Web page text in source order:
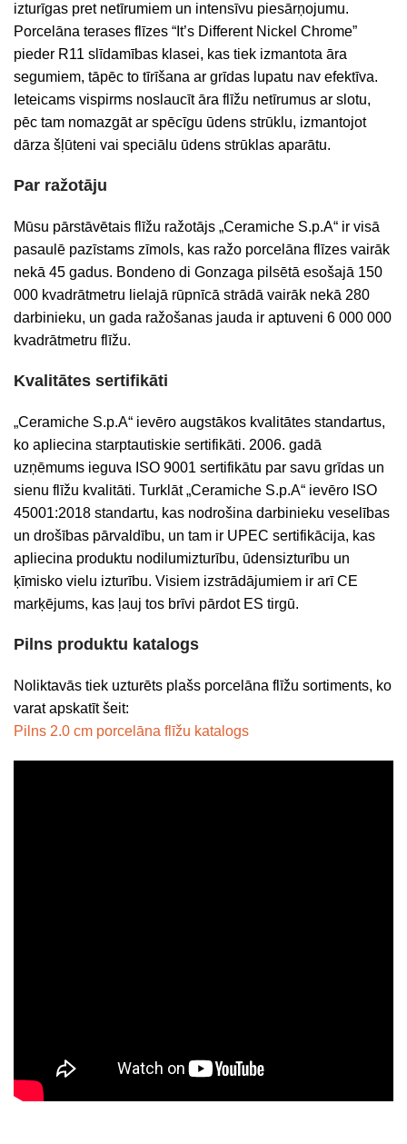
izturīgas pret netīrumiem un intensīvu piesārņojumu.
Porcelāna terases flīzes “It’s Different Nickel Chrome”
pieder R11 slīdamības klasei, kas tiek izmantota āra
segumiem, tāpēc to tīrīšana ar grīdas lupatu nav efektīva.
Ieteicams vispirms noslaucīt āra flīžu netīrumus ar slotu,
pēc tam nomazgāt ar spēcīgu ūdens strūklu, izmantojot
dārza šļūteni vai speciālu ūdens strūklas aparātu.
Par ražotāju
Mūsu pārstāvētais flīžu ražotājs „Ceramiche S.p.A“ ir visā
pasaulē pazīstams zīmols, kas ražo porcelāna flīzes vairāk
nekā 45 gadus. Bondeno di Gonzaga pilsētā esošajā 150
000 kvadrātmetru lielajā rūpnīcā strādā vairāk nekā 280
darbinieku, un gada ražošanas jauda ir aptuveni 6 000 000
kvadrātmetru flīžu.
Kvalitātes sertifikāti
„Ceramiche S.p.A“ ievēro augstākos kvalitātes standartus,
ko apliecina starptautiskie sertifikāti. 2006. gadā
uzņēmums ieguva ISO 9001 sertifikātu par savu grīdas un
sienu flīžu kvalitāti. Turklāt „Ceramiche S.p.A“ ievēro ISO
45001:2018 standartu, kas nodrošina darbinieku veselības
un drošības pārvaldību, un tam ir UPEC sertifikācija, kas
apliecina produktu nodilumizturību, ūdensizturību un
ķīmisko vielu izturību. Visiem izstrādājumiem ir arī CE
marķējums, kas ļauj tos brīvi pārdot ES tirgū.
Pilns produktu katalogs
Noliktavās tiek uzturēts plašs porcelāna flīžu sortiments, ko
varat apskatīt šeit:
Pilns 2.0 cm porcelāna flīžu katalogs